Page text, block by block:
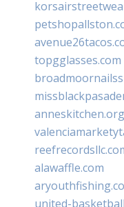
topgglasses.com
anneskitchen.org
alawaffle.com
united-